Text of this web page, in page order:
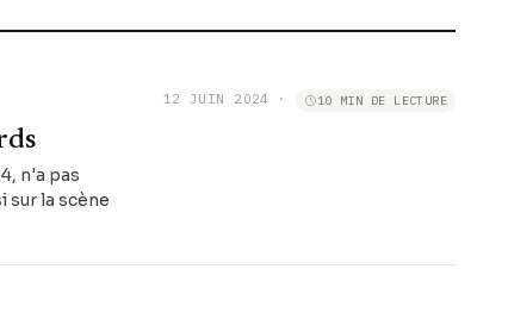
n'a pas
sur la scène
12 JUIN 2024 · 10 MIN DE LECTURE